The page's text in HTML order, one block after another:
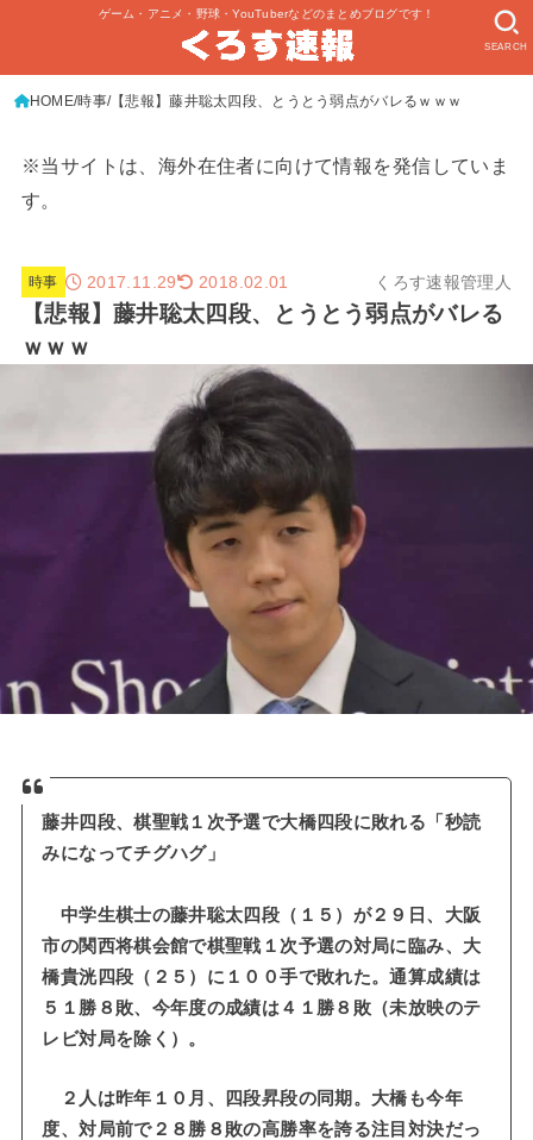
ゲーム・アニメ・野球・YouTuberなどのまとめブログです！
SEARCH
HOME 時事 【悲報】藤井聡太四段、とうとう弱点がバレるｗｗｗ
※当サイトは、海外在住者に向けて情報を発信していま
す。
時事 2017.11.29 2018.02.01 くろす速報管理人
【悲報】藤井聡太四段、とうとう弱点がバレる
ｗｗｗ
藤井四段、棋聖戦１次予選で大橋四段に敗れる「秒読
みになってチグハグ」
中学生棋士の藤井聡太四段（１５）が２９日、大阪
市の関西将棋会館で棋聖戦１次予選の対局に臨み、大
橋貴洸四段（２５）に１００手で敗れた。通算成績は
５１勝８敗、今年度の成績は４１勝８敗（未放映のテ
レビ対局を除く）。
２人は昨年１０月、四段昇段の同期。大橋も今年
度、対局前で２８勝８敗の高勝率を誇る注目対決だっ